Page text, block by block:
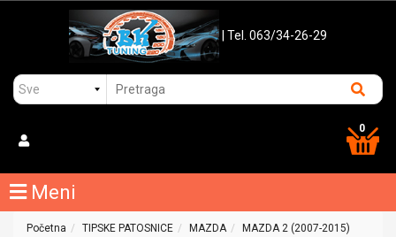
| Tel. 063/34-26-29
0
Meni
Početna TIPSKE PATOSNICE MAZDA MAZDA 2 (2007-2015)